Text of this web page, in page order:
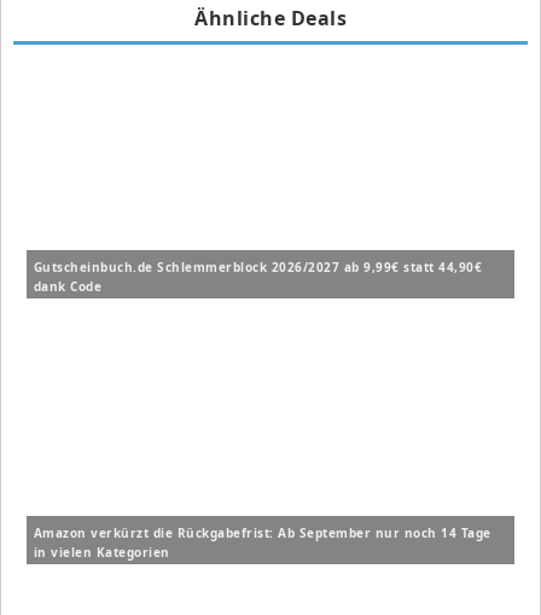
Ähnliche Deals
Gutscheinbuch.de Schlemmerblock 2026/2027 ab 9,99€ statt 44,90€
dank Code
Amazon verkürzt die Rückgabefrist: Ab September nur noch 14 Tage
in vielen Kategorien